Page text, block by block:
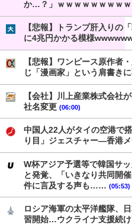
か…？」ｗｗｗｗｗｗｗｗｗ
【悲報】トランプ肝入りの
に4兆円かかる模様
【悲報】ワンピース原作者
じ「漫画家」という肩書き
【会社】川上産業株式会社
社名変更 (06:00)
中国人22人がタイの空港で
り目」ジェスチャー―香港
W杯アジア予選等で韓国サ
と発覚、「いきなり共同開
件に言及する声も…… (05:53)
ロシア海軍の太平洋艦隊、
習開始…ウクライナ支援続け